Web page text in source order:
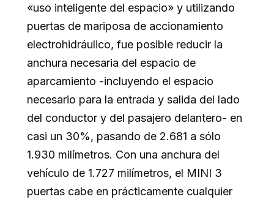
«uso inteligente del espacio» y utilizando
puertas de mariposa de accionamiento
electrohidráulico, fue posible reducir la
anchura necesaria del espacio de
aparcamiento -incluyendo el espacio
necesario para la entrada y salida del lado
del conductor y del pasajero delantero- en
casi un 30%, pasando de 2.681 a sólo
1.930 milímetros. Con una anchura del
vehículo de 1.727 milímetros, el MINI 3
puertas cabe en prácticamente cualquier